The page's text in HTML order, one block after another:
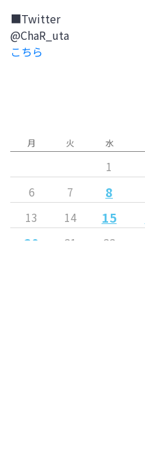
■Twitter
@ChaR_uta
こちら
月 火 水
1
6 7 8
13
14 15
20 21 22